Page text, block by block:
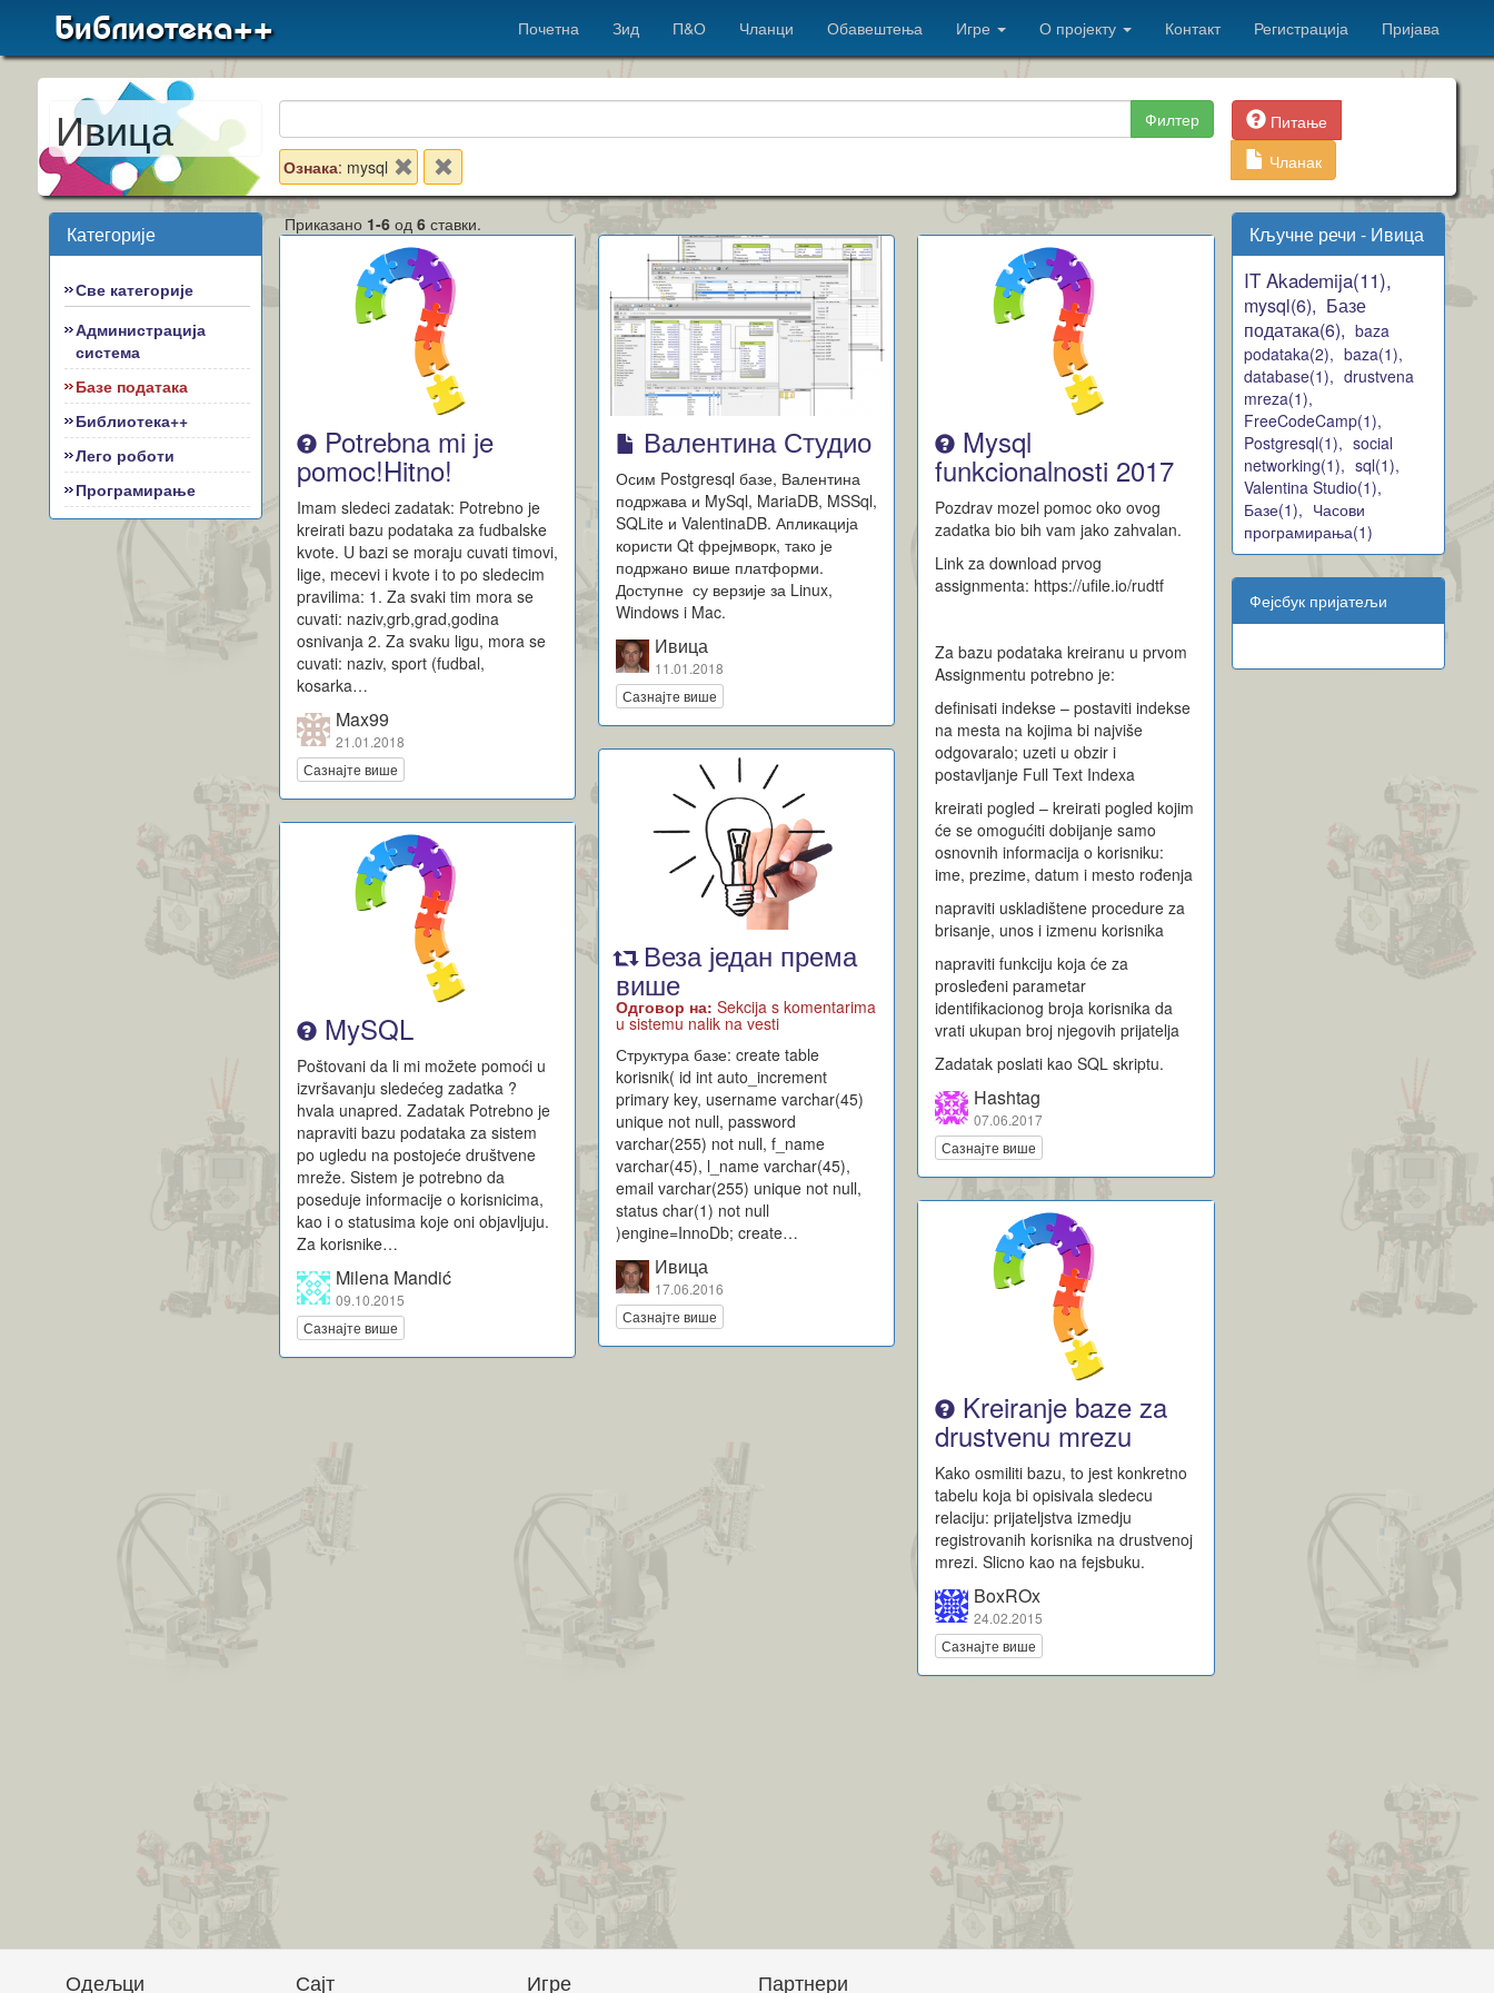
Библиотека++ Почетна Зид П&О Чланци Обавештења Игре О пројекту Контакт Регистрација Пријава
Ивица Филтер
Ознака: mysql
Питање
Чланак
Категорије
Све категорије
Администрација
система
Базе података
Библиотека++
Лего роботи
Програмирање
Приказано 1-6 од6 ставки.
Potrebna mi je
pomoc!Hitno!
Imam sledeci zadatak: Potrebno je
kreirati bazu podataka za fudbalske
kvote. U bazi se moraju cuvati timovi,
lige, mecevi i kvote i to po sledecim
pravilima: 1. Za svaki tim mora se
cuvati: naziv,grb,grad,godina
osnivanja 2. Za svaku ligu, mora se
cuvati: naziv, sport (fudbal,
kosarka…
Max99
21.01.2018
Сазнајте више
Валентина Студио
Осим Postgresql базе, Валентина
подржава и MySql, MariaDB, MSSql,
SQLite и ValentinaDB. Апликација
користи Qt фрејмворк, тако је
подржано више платформи.
Доступне су верзије за Linux,
Windows i Mac.
Ивица
11.01.2018
Сазнајте више
Mysql
funkcionalnosti 2017
Pozdrav mozel pomoc oko ovog
zadatka bio bih vam jako zahvalan.
Link za download prvog
assignmenta: https://ufile.io/rudtf
Za bazu podataka kreiranu u prvom
Assignmentu potrebno je:
definisati indekse – postaviti indekse
na mesta na kojima bi najviše
odgovaralo; uzeti u obzir i
postavljanje Full Text Indexa
kreirati pogled – kreirati pogled kojim
će se omogućiti dobijanje samo
osnovnih informacija o korisniku:
ime, prezime, datum i mesto rođenja
napraviti uskladištene procedure za
brisanje, unos i izmenu korisnika
napraviti funkciju koja će za
prosleđeni parametar
identifikacionog broja korisnika da
vrati ukupan broj njegovih prijatelja
Zadatak poslati kao SQL skriptu.
Hashtag
07.06.2017
Сазнајте више
Веза један према
више
Одговор на:Sekcija s komentarima
u sistemu nalik na vesti
Структура базе: create table
korisnik( id int auto_increment
primary key, username varchar(45)
unique not null, password
varchar(255) not null, f_name
varchar(45), l_name varchar(45),
email varchar(255) unique not null,
status char(1) not null
)engine=InnoDb; create…
Ивица
17.06.2016
Сазнајте више
MySQL
Poštovani da li mi možete pomoći u
izvršavanju sledećeg zadatka ?
hvala unapred. Zadatak Potrebno je
napraviti bazu podataka za sistem
po ugledu na postojeće društvene
mreže. Sistem je potrebno da
poseduje informacije o korisnicima,
kao i o statusima koje oni objavljuju.
Za korisnike…
Milena Mandić
09.10.2015
Сазнајте више
Kreiranje baze za
drustvenu mrezu
Kako osmiliti bazu, to jest konkretno
tabelu koja bi opisivala sledecu
relaciju: prijateljstva izmedju
registrovanih korisnika na drustvenoj
mrezi. Slicno kao na fejsbuku.
BoxROx
24.02.2015
Сазнајте више
Кључне речи - Ивица
IT Akademija(11),
mysql(6), Базе
података(6), baza
podataka(2), baza(1),
database(1), drustvena
mreza(1),
FreeCodeCamp(1),
Postgresql(1), social
networking(1), sql(1),
Valentina Studio(1),
Базе(1), Часови
програмирања(1)
Фејсбук пријатељи
Одељци Сајт Игре Партнери